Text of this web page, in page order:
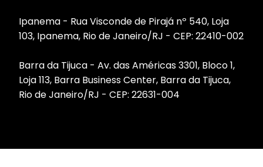
Ipanema - Rua Visconde de Pirajá nº 540, Loja
103, Ipanema, Rio de Janeiro/RJ - CEP: 22410-002
Barra da Tijuca - Av. das Américas 3301, Bloco 1,
Loja 113, Barra Business Center, Barra da Tijuca,
Rio de Janeiro/RJ - CEP: 22631-004